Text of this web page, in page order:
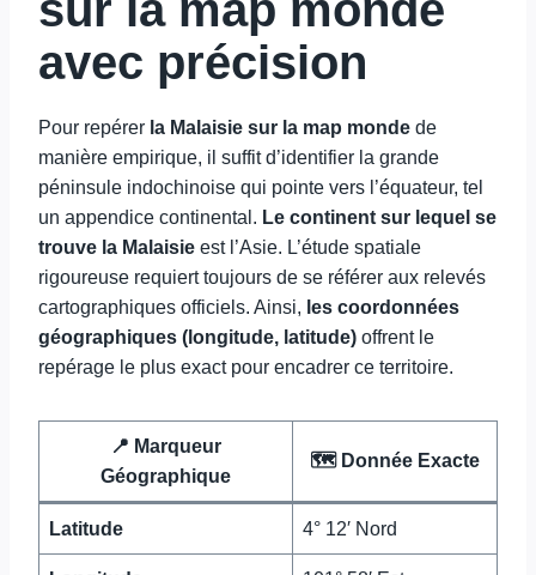
avec précision
Pour repérer la Malaisie sur la map monde de
manière empirique, il suffit d’identifier la grande
péninsule indochinoise qui pointe vers l’équateur, tel
un appendice continental. Le continent sur lequel se
trouve la Malaisie est l’Asie. L’étude spatiale
rigoureuse requiert toujours de se référer aux relevés
cartographiques officiels. Ainsi, les coordonnées
géographiques (longitude, latitude) offrent le
repérage le plus exact pour encadrer ce territoire.
📍 Marqueur
Géographique
🗺️ Donnée Exacte
Latitude 4° 12′ Nord